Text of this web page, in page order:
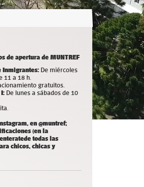
de apertura de MUNTREF
Inmigrantes:De miércoles
11 a 18 h.
gratuitos.
De lunes a sábados de 10
en @muntref;
(en la
enteratede todas las
chicos, chicas y